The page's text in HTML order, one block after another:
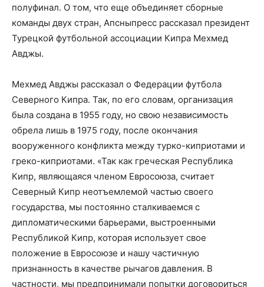
полуфинал. О том, что еще объединяет сборные
команды двух стран, Апсныпресс рассказал президент
Турецкой футбольной ассоциации Кипра Мехмед
Авджы.
Мехмед Авджы рассказал о Федерации футбола
Северного Кипра. Так, по его словам, организация
была создана в 1955 году, но свою независимость
обрела лишь в 1975 году, после окончания
вооруженного конфликта между турко-киприотами и
греко-киприотами. «Так как греческая Республика
Кипр, являющаяся членом Евросоюза, считает
Северный Кипр неотъемлемой частью своего
государства, мы постоянно сталкиваемся с
дипломатическими барьерами, выстроенными
Республикой Кипр, которая использует свое
положение в Евросоюзе и нашу частичную
признанность в качестве рычагов давления. В
частности, мы предпринимали попытки договориться